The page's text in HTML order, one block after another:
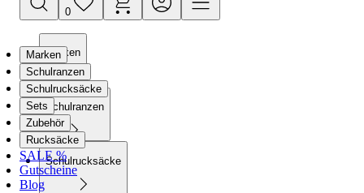
0
Marken
Schulranzen
Schulrucksäcke
Marken
Schulranzen
Schulrucksäcke
Sets
Zubehör
Rucksäcke
SALE %
Gutscheine
Blog